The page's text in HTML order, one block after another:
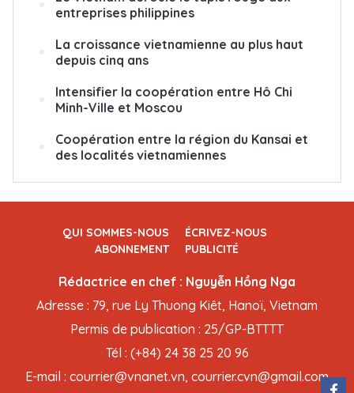
entreprises philippines
La croissance vietnamienne au plus haut
depuis cinq ans
Intensifier la coopération entre Hô Chi
Minh-Ville et Moscou
Coopération entre la région du Kansai et
des localités vietnamiennes
QUI SOMMES-NOUS
ÉCRIVEZ-NOUS
ABONNEMENT
PUBLICITÉ
Rédactrice en chef : Nguyễn Hồng Nga
Adresse : 79, rue Ly Thuong Kiêt, Hanoï, Vietnam
Permis de publication : 25/GP-BTTTT
Tél : (+84) 24 38 25 20 96
E-mail : courrier@vnanet.vn, courrier.cvn@gmail.com